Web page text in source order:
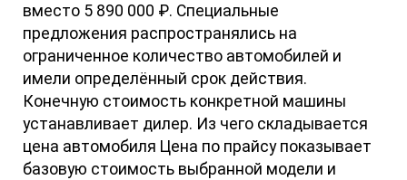
вместо 5 890 000 ₽. Специальные
предложения распространялись на
ограниченное количество автомобилей и
имели определённый срок действия.
Конечную стоимость конкретной машины
устанавливает дилер. Из чего складывается
цена автомобиля Цена по прайсу показывает
базовую стоимость выбранной модели и